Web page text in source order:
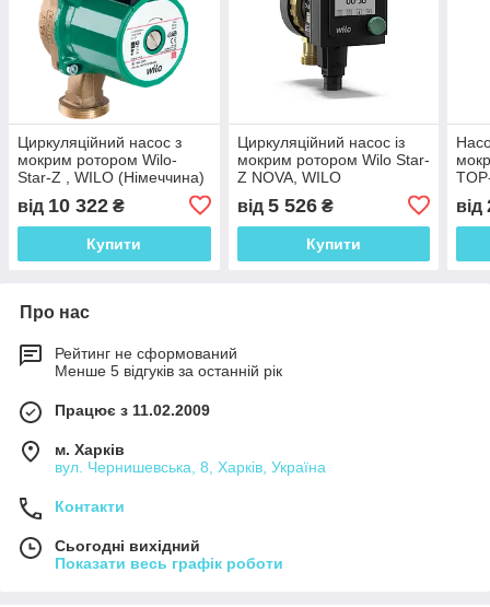
Циркуляційний насос з
мокрим ротором Wilo-
Star-Z , WILO (Німеччина)
від 10 322 ₴
Купити
Циркуляційний насос із
мокрим ротором Wilo Star-
Z NOVA, WILO
від 5 526₴
Купити
від
Про нас
Рейтинг не сформований
Менше 5 відгуків за останній рік
Працює з 11.02.2009
м. Харків
вул. Чернишевська, 8, Харків, Україна
Контакти
Сьогодні вихідний
Показати весь графік роботи